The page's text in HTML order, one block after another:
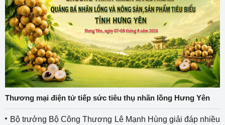
Thương mại điện tử tiếp sức tiêu thụ nhãn lồng Hưng Yên
Bộ trưởng Bộ Công Thương Lê Mạnh Hùng giải đáp nhiều